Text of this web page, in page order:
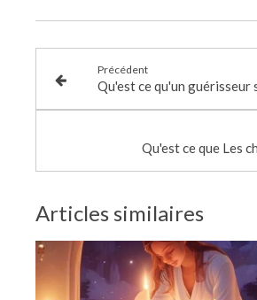
Précédent
Qu'est ce que Les
Articles similaires